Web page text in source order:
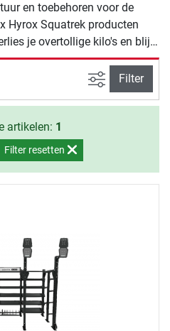
en toebehoren voor de
Hyrox Squatrek producten
je overtollige kilo's en blijf
Zoeken
Filter
artikelen: 1
Filter resetten